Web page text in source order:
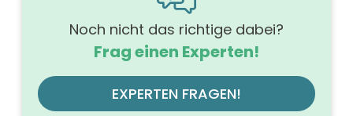
Ausführung der Beleuchtung
Werkstoff der Front
MDF-Trägerplatte mit Thermofolie
Farbe des Korpus
nussbaum
Oberfläche
Noch nicht das richtige dabei?
Frag einen Experten!
EXPERTEN FRAGEN!